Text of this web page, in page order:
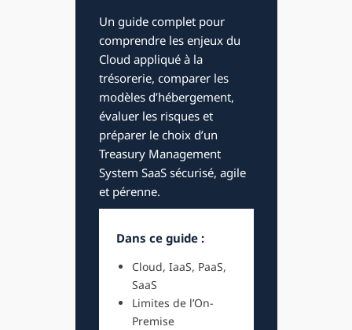
Un guide complet pour
comprendre les enjeux du
Cloud appliqué à la
trésorerie, comparer les
modèles d’hébergement,
évaluer les risques et
préparer le choix d’un
Treasury Management
System SaaS sécurisé, agile
et pérenne.
Dans ce guide :
Cloud, IaaS, PaaS,
SaaS
Limites de l’On-
Premise